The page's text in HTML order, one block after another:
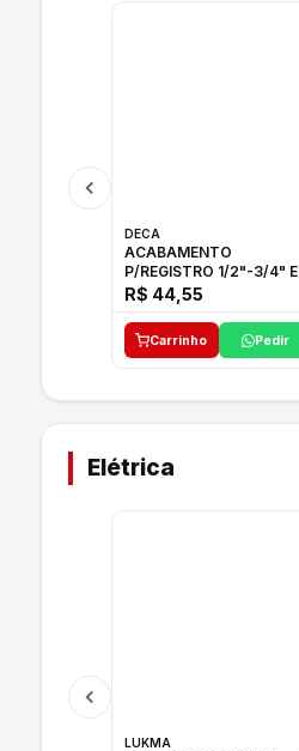
DECA
ACABAMENTO
P/REGISTRO 1/2"-3/4" E
1"C21.PQ DECA
R$ 44,55
Carrinho Pedir
Elétrica
LUKMA